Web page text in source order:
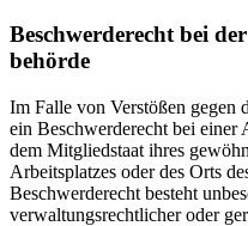
Beschwerde­recht bei
behörde
Im Falle von Verstößen gegen
ein Beschwerderecht bei einer
dem Mitgliedstaat ihres
Arbeitsplatzes oder des Orts
Beschwerderecht besteht
verwaltungsrechtlicher oder